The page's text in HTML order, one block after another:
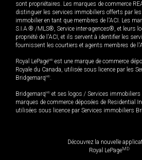
sont propriétaires. Les marques de commerce
distinguer les services immobiliers offerts par
immobilier en tant que membres de l'ACI. Les
S.I.A.® /MLS®, Service inter-agences®, et leurs
propriété de l'ACI, et ils servent à identifier les
fournissent les courtiers et agents membres de
Royal LePageMD est une marque de commerce
Royale du Canada, utilisée sous licence par les
BridgemarqMD.
BridgemarqMD et ses logos / Services immobiliers
marques de commerce déposées de Residential
utilisées sous licence par Services immobiliers
Découvrez la nouvelle
Royal LePageMD